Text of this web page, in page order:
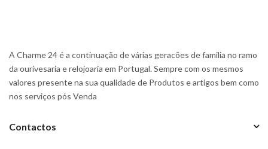
A Charme 24 é a continuação de várias geracões de familia no ramo
da ourivesaria e relojoaria em Portugal. Sempre com os mesmos
valores presente na sua qualidade de Produtos e artigos bem como
nos serviços pós Venda
Contactos